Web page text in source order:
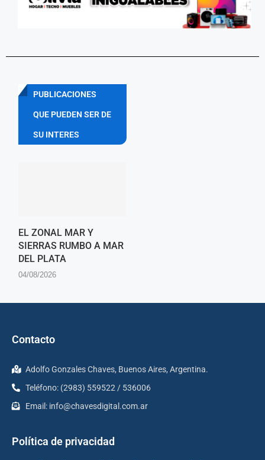
PUBLICACIONES
QUE PUEDEN SER DE
SU INTERES
EL ZONAL MAR Y
SIERRAS RUMBO A MAR
DEL PLATA
04/08/2026
Contacto
Adolfo Gonzales Chaves, Buenos Aires, Argentina.
Teléfono: (2983) 559522 / 536006
Email: info@chavesdigital.com.ar
Política de privacidad